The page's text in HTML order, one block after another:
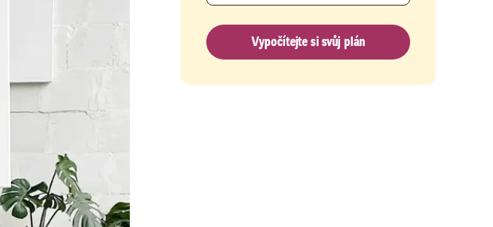
Vypočítejte si svůj plán